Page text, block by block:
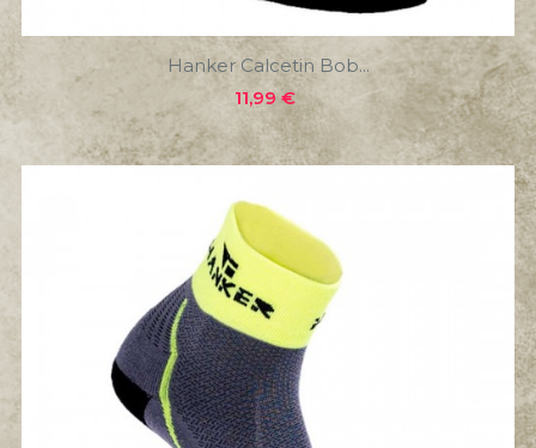
Hanker Calcetin Bob...
Precio
11,99 €